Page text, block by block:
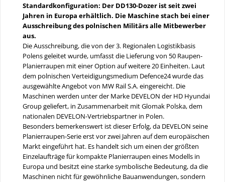
Standardkonfiguration: Der DD130-Dozer ist seit zwei
Jahren in Europa erhältlich. Die Maschine stach bei einer
Ausschreibung des polnischen Militärs alle Mitbewerber
aus.
Die Ausschreibung, die von der 3. Regionalen Logistikbasis
Polens geleitet wurde, umfasst die Lieferung von 50 Raupen-
Planierraupen mit einer Option auf weitere 20 Einheiten. Laut
dem polnischen Verteidigungsmedium Defence24 wurde das
ausgewählte Angebot von MW Rail S.A. eingereicht. Die
Maschinen werden unter der Marke DEVELON der HD Hyundai
Group geliefert, in Zusammenarbeit mit Glomak Polska, dem
nationalen DEVELON-Vertriebspartner in Polen.
Besonders bemerkenswert ist dieser Erfolg, da DEVELON seine
Planierraupen-Serie erst vor zwei Jahren auf dem europäischen
Markt eingeführt hat. Es handelt sich um einen der größten
Einzelaufträge für kompakte Planierraupen eines Modells in
Europa und besitzt eine starke symbolische Bedeutung, da die
Maschinen nicht für gewöhnliche Bauanwendungen, sondern